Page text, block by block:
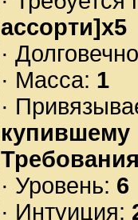
ассорти]х5
·
· Масса: 1
·
купившему
· Уровень: 6
· Интуиция: